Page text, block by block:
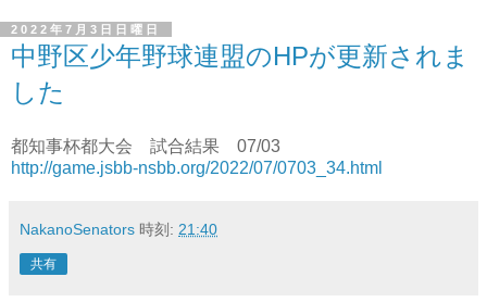
2022年7月3日日曜日
中野区少年野球連盟のHPが更新されま
した
都知事杯都大会 試合結果 07/03
http://game.jsbb-nsbb.org/2022/07/0703_34.html
NakanoSenators 時刻: 21:40
共有